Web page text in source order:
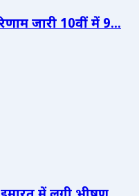
जारी 10वीं में 9...